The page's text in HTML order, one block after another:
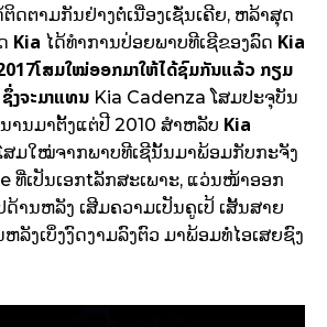
ດ​ຕາມ​ກັນ​ຢ່າງ​ຕໍ່​ເນື່ອງ​ເຊັ່ນ​ເຄີຍ, ຫລ້າ​ສຸດ​
Kia ໄດ້ທຳການ​ປ່ອຍ​ພາບ​ທີ​ເຊີ​ຂອງລົດ​ Kia
ໂສມ​ໃໝ່​ອອກ​ມາ​ໃຫ້​ໄດ້​ຊົມ​ກັນ​ແລ້ວ ກຽມ​
ງ​ຈະ​ມາ​ແທນ Kia Cadenza ໂສມ​ປະຈຸບັນ
ານ​ມາ​ຕັ້ງ​ແຕ່​ປີ 2010 ສຳຫລັບ Kia
ສມ​ໃໝ່​ຈາກ​ພາບ​ທີ​ເຊີນັ້ນ​ມາ​ພ້ອມ​ກັບ​ກະ​ຈັງ​
ທີ່​ເປັນ​ເອກt​ລັກ​ສະເພາະ, ແວ່ນ​ໜ້າ​ອອກ​
ານ​ຫລັງ ເສີມ​ຄວາມ​ເປັນ​ຄູ​ເປ້ ເສັ້ນ​ສາຍ​
ລັງ​ເບິ່ງ​ງົດງາມ​ລົງ​ຕົວ ມາ​ພ້ອມ​ທໍ່​ໄອ​ເສຍ​ຊົງ​